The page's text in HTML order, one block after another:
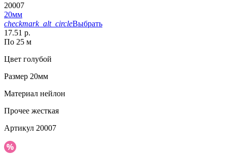
20007
20мм
checkmark_alt_circleВыбрать
17.51 р.
По 25 м
Цвет голубой
Размер 20мм
Материал нейлон
Прочее жесткая
Артикул 20007